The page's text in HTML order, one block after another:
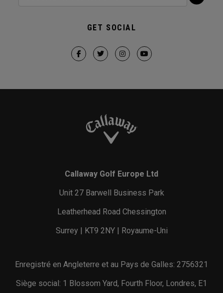
GET SOCIAL
Callaway Golf Europe Ltd
Unit 27 Barwell Business Park
Leatherhead Road Chessington
Surrey | KT9 2NY | Royaume-Uni
Enregistré en Angleterre et au Pays de Galles: 2756321
Siège social: 1 Blossom Yard, Fourth Floor, Londres, E1